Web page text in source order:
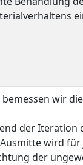
wir die
der Iteration
wird für
der